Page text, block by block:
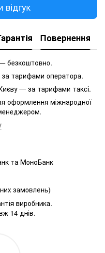
Повернення
безкоштовно.
тарифами оператора.
— за тарифами таксі.
оформлення міжнародної
та МоноБанк
замовлень)
виробника.
14 днів.